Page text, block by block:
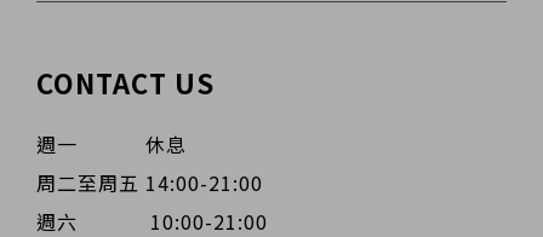
CONTACT US
週一 休息
周二至周五 14:00-21:00
週六 10:00-21:00